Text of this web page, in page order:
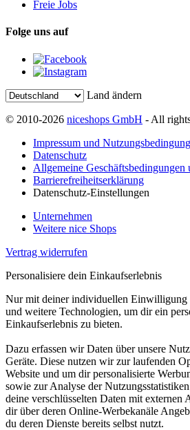
Freie Jobs
Folge uns auf
Land ändern
© 2010-2026 niceshops GmbH - All
Impressum und
Datenschutz
Allgemeine
Barrierefreiheitserklärung
Datenschutz-Einstellungen
Unternehmen
Weitere nice Shops
Vertrag widerrufen
Personalisiere dein Einkaufserlebnis
Nur mit deiner individuellen Einwilligung
und weitere Technologien, um dir ein
Einkaufserlebnis zu bieten.
Dazu erfassen wir Daten über unsere
Geräte. Diese nutzen wir zur laufenden
Website und um dir personalisierte
sowie zur Analyse der
deine verschlüsselten Daten mit externen
dir über deren Online-Werbekanäle
du deren Dienste bereits selbst nutzt.